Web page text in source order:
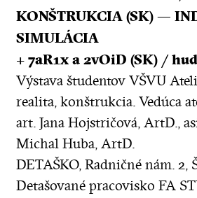
KONŠTRUKCIA (SK) —
SIMULÁCIA
+ 7aR1x a 2vOiD (SK) /
Výstava študentov VŠVU
realita, konštrukcia. Vedúca
art. Jana Hojstričová, ArtD.,
Michal Huba, ArtD.
DETAŠKO, Radničné nám. 2,
Detašované pracovisko FA